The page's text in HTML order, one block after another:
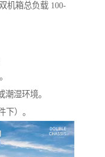
机箱总负载 100-
潮湿环境。
下）。